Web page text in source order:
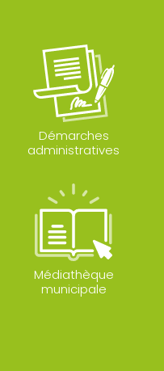
Démarches
administratives
Médiathèque
municipale